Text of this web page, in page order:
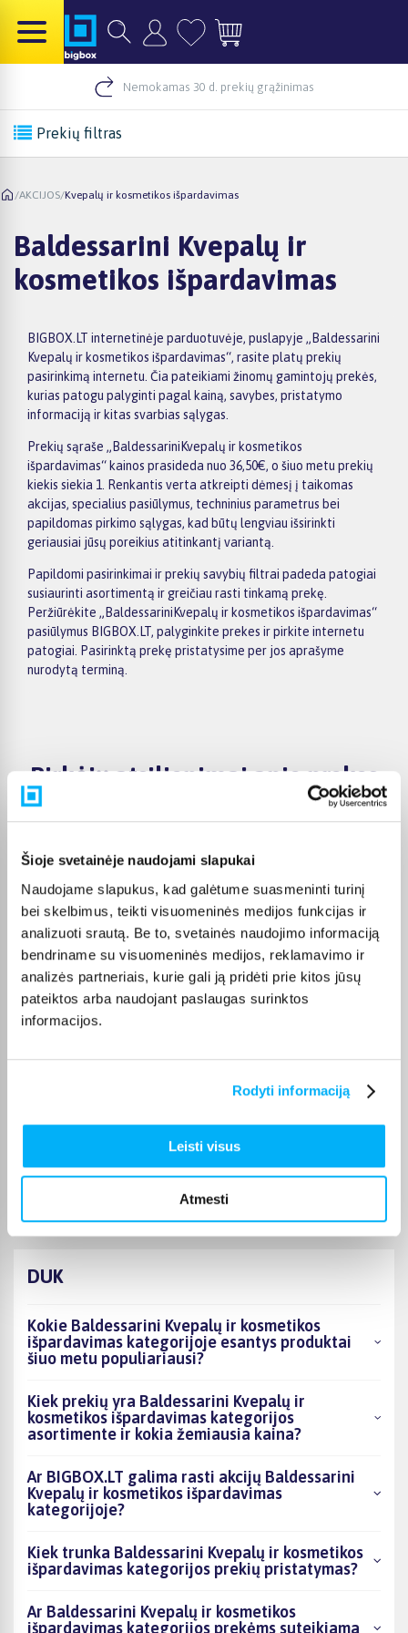
Šioje svetainėje naudojami slapukai
Naudojame slapukus, kad galėtume suasmeninti turinį
bei skelbimus, teikti visuomeninės medijos funkcijas ir
analizuoti srautą. Be to, svetainės naudojimo informaciją
bendriname su visuomeninės medijos, reklamavimo ir
analizės partneriais, kurie gali ją pridėti prie kitos jūsų
pateiktos arba naudojant paslaugas surinktos
informacijos.
Rodyti informaciją
Leisti visus
Atmesti
Nemokamas 30 d. prekių grąžinimas
Prekių filtras
/AKCIJOS/Kvepalų ir kosmetikos išpardavimas
Baldessarini Kvepalų ir
kosmetikos išpardavimas
BIGBOX.LT internetinėje parduotuvėje, puslapyje „Baldessarini
Kvepalų ir kosmetikos išpardavimas“, rasite platų prekių
pasirinkimą internetu. Čia pateikiami žinomų gamintojų prekės,
kurias patogu palyginti pagal kainą, savybes, pristatymo
informaciją ir kitas svarbias sąlygas.
Prekių sąraše „BaldessariniKvepalų ir kosmetikos
išpardavimas“ kainos prasideda nuo 36,50€, o šiuo metu prekių
kiekis siekia 1. Renkantis verta atkreipti dėmesį į taikomas
akcijas, specialius pasiūlymus, techninius parametrus bei
papildomas pirkimo sąlygas, kad būtų lengviau išsirinkti
geriausiai jūsų poreikius atitinkantį variantą.
Papildomi pasirinkimai ir prekių savybių filtrai padeda patogiai
susiaurinti asortimentą ir greičiau rasti tinkamą prekę.
Peržiūrėkite „BaldessariniKvepalų ir kosmetikos išpardavimas“
pasiūlymus BIGBOX.LT, palyginkite prekes ir pirkite internetu
patogiai. Pasirinktą prekę pristatysime per jos aprašyme
nurodytą terminą.
Pirkėjų atsiliepimai apie prekes
Marytė T.
Odai labai malonus kremas
JeVgenijus F.
patenkinta
DUK
Kokie Baldessarini Kvepalų ir kosmetikos
išpardavimas kategorijoje esantys produktai
šiuo metu populiariausi?
Kiek prekių yra Baldessarini Kvepalų ir
kosmetikos išpardavimas kategorijos
asortimente ir kokia žemiausia kaina?
Ar BIGBOX.LT galima rasti akcijų Baldessarini
Kvepalų ir kosmetikos išpardavimas
kategorijoje?
Kiek trunka Baldessarini Kvepalų ir kosmetikos
išpardavimas kategorijos prekių pristatymas?
Ar Baldessarini Kvepalų ir kosmetikos
išpardavimas kategorijos prekėms suteikiama